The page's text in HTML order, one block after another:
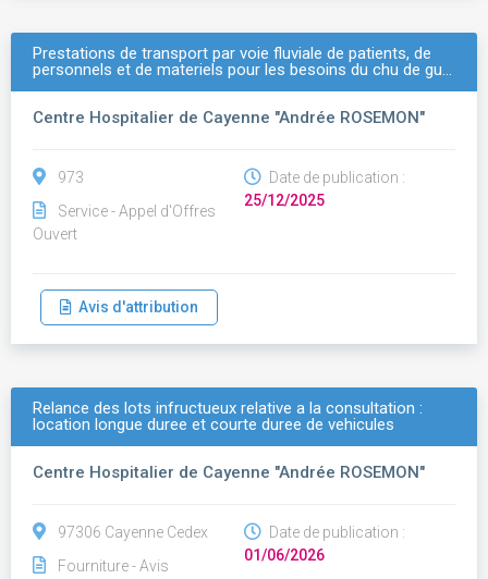
Prestations de transport par voie fluviale de patients, de
personnels et de materiels pour les besoins du chu de gu…
Centre Hospitalier de Cayenne "Andrée ROSEMON"
973
Service - Appel d'Offres
Ouvert
Date de publication :
25/12/2025
Avis d'attribution
Relance des lots infructueux relative a la consultation :
location longue duree et courte duree de vehicules
Centre Hospitalier de Cayenne "Andrée ROSEMON"
97306 Cayenne Cedex
Fourniture - Avis
Date de publication :
01/06/2026